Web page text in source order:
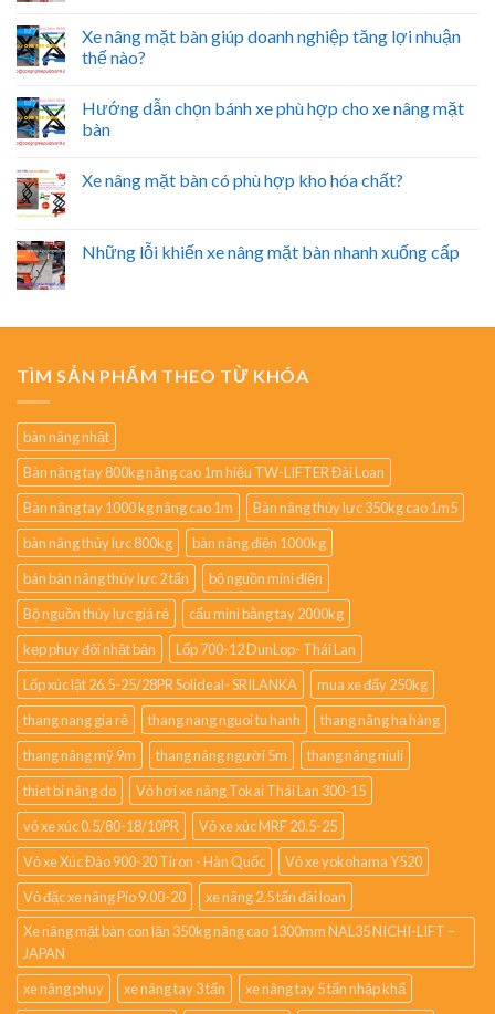
Xe nâng mặt bàn giúp doanh nghiệp tăng lợi nhuận
thế nào?
Hướng dẫn chọn bánh xe phù hợp cho xe nâng mặt
bàn
Xe nâng mặt bàn có phù hợp kho hóa chất?
Những lỗi khiến xe nâng mặt bàn nhanh xuống cấp
TÌM SẢN PHẨM THEO TỪ KHÓA
bàn nâng nhật
Bàn nâng tay 800kg nâng cao 1m hiệu TW-LIFTER Đài Loan
Bàn nâng tay 1000 kg nâng cao 1m
Bàn nâng thủy lực 350kg cao 1m5
bàn nâng thủy lực 800kg
bàn nâng điện 1000kg
bán bàn nâng thủy lực 2 tấn
bộ nguồn mini điện
Bộ nguồn thủy lực giá rẻ
cẩu mini bằng tay 2000kg
kẹp phuy đôi nhật bản
Lốp 700-12 DunLop- Thái Lan
Lốp xúc lật 26.5-25/28PR Solideal- SRILANKA
mua xe đẩy 250kg
thang nang gia rẻ
thang nang nguoi tu hanh
thang nâng hạ hàng
thang nâng mỹ 9m
thang nâng người 5m
thang nâng niuli
thiet bi nâng do
Vỏ hơi xe nâng Tokai Thái Lan 300-15
vỏ xe xúc 0.5/80-18/10PR
Vỏ xe xúc MRF 20.5-25
Vỏ xe Xúc Đào 900-20 Tiron - Hàn Quốc
Vỏ xe yokohama Y520
Vỏ đặc xe nâng Pio 9.00-20
xe nâng 2.5 tấn đài loan
Xe nâng mặt bàn con lăn 350kg nâng cao 1300mm NAL35 NICHI-LIFT –
JAPAN
xe nâng phuy
xe nâng tay 3 tấn
xe nâng tay 5 tấn nhập khẩ